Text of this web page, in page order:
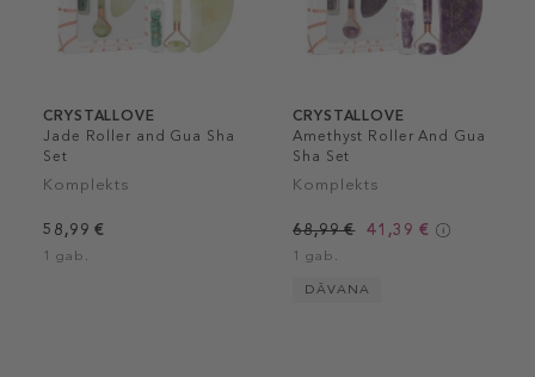
CRYSTALLOVE
Jade Roller and Gua Sha
Set
Komplekts
58,99 €
1 gab.
CRYSTALLOVE
Amethyst Roller And Gua
Sha Set
Komplekts
68,99 € 41,39 €
1 gab.
DĀVANA